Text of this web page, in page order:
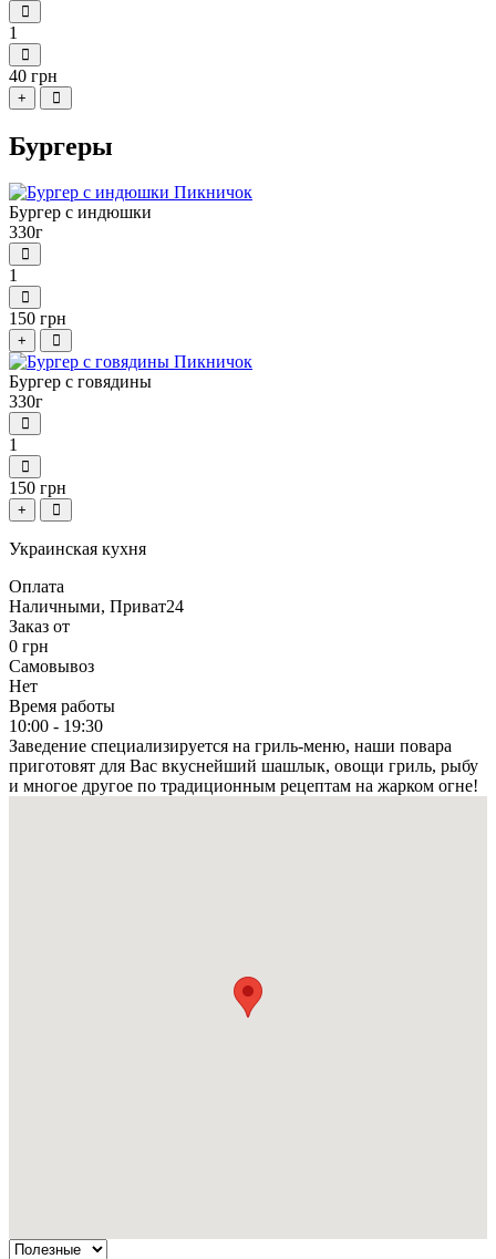
1
40 грн
+
Бургеры
Бургер с индюшки
330г
1
150 грн
+
Бургер с говядины
330г
1
150 грн
+
Украинская кухня
Оплата
Наличными, Приват24
Заказ от
0 грн
Самовывоз
Нет
Время работы
10:00 - 19:30
Заведение специализируется на гриль-меню, наши повара
приготовят для Вас вкуснейший шашлык, овощи гриль, рыбу
и многое другое по традиционным рецептам на жарком огне!